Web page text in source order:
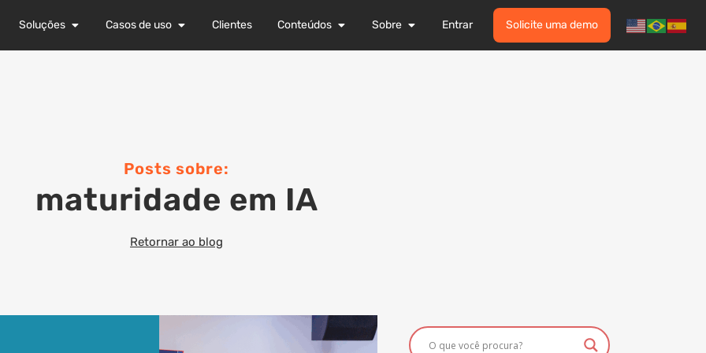
Soluções Casos de uso Clientes Conteúdos Sobre Entrar Solicite uma demo
Posts sobre:
maturidade em IA
Retornar ao blog